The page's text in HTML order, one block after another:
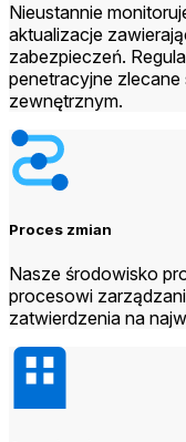
Nieustannie
aktualizacje
zabezpieczeń.
penetracyjne
zewnętrznym.
Proces zmian
Nasze środowisko
procesowi
zatwierdzenia na